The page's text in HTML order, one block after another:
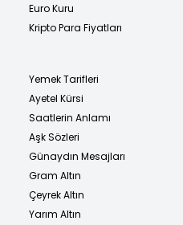
Euro Kuru
Kripto Para Fiyatları
Yemek Tarifleri
Ayetel Kürsi
Saatlerin Anlamı
Aşk Sözleri
Günaydın Mesajları
Gram Altın
Çeyrek Altın
Yarım Altın